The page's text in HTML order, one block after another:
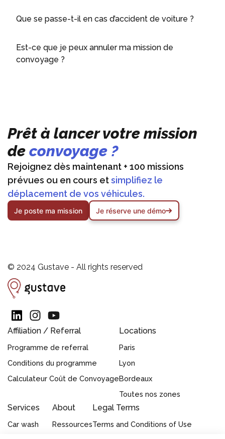
Que se passe-t-il en cas d’accident de voiture ?
Est-ce que je peux annuler ma mission de
convoyage ?
Prêt à lancer votre mission
de convoyage ?
Rejoignez dès maintenant + 100 missions
prévues ou en cours etsimplifiez le
déplacement de vos véhicules.
Je poste ma mission Je réserve une démo
© 2024 Gustave - All rights reserved
Affiliation / Referral
Programme de referral
Conditions du programme
Calculateur Coût de Convoyage
Locations
Paris
Lyon
Bordeaux
Toutes nos zones
Services
Car wash
About
Ressources
Legal Terms
Terms and Conditions of Use